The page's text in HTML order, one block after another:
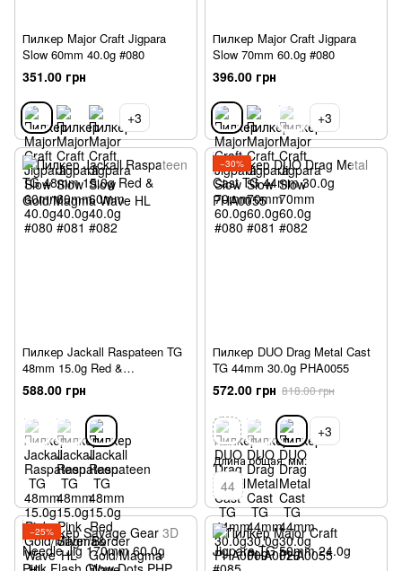
Пилкер Major Craft Jigpara
Slow 60mm 40.0g #080
351.00 грн
+3
Пилкер Major Craft Jigpara
Slow 70mm 60.0g #080
396.00 грн
+3
Пилкер Jackall Raspateen TG
48mm 15.0g Red &
Gold/Magma Wave HL
588.00 грн
−30%
Пилкер DUO Drag Metal Cast
TG 44mm 30.0g PHA0055
572.00 грн 818.00 грн
+3
Длина общая, мм:
44
−25%